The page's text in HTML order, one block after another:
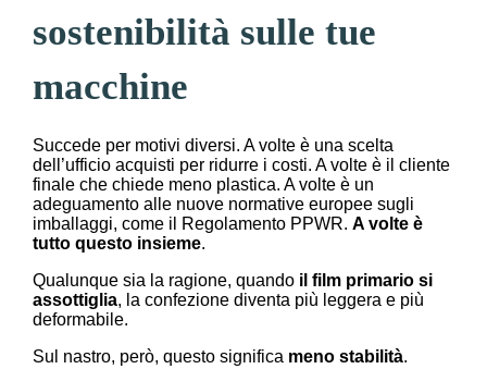
sostenibilità sulle tue
macchine
Succede per motivi diversi. A volte è una scelta
dell’ufficio acquisti per ridurre i costi. A volte è il cliente
finale che chiede meno plastica. A volte è un
adeguamento alle nuove normative europee sugli
imballaggi, come il Regolamento PPWR. A volte è
tutto questo insieme.
Qualunque sia la ragione, quando il film primario si
assottiglia, la confezione diventa più leggera e più
deformabile.
Sul nastro, però, questo significa meno stabilità.